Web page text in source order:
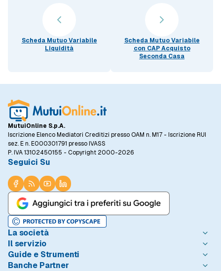
Scheda Mutuo Variabile
Liquidità
Scheda Mutuo Variabile
con CAP Acquisto
Seconda Casa
MutuiOnline S.p.A.
Iscrizione Elenco Mediatori Creditizi presso OAM n. M17 - Iscrizione RUI
sez. E n. E000301791 presso IVASS
P. IVA 13102450155 - Copyright 2000-2026
Seguici Su
La società
Chi è MutuiOnline.it
Contatta MutuiOnline.it
Opinioni degli Utenti
Il servizio
Come Funziona
Condizioni di Utilizzo
Guide e Strumenti
Guide Mutui
Banche Partner